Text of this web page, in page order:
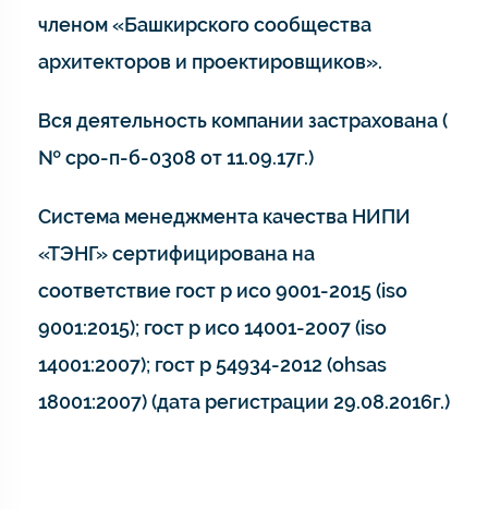
членом «Башкирского сообщества
архитекторов и проектировщиков».
Вся деятельность компании застрахована (
№ сро-п-б-0308 от 11.09.17г.)
Система менеджмента качества НИПИ
«ТЭНГ» сертифицирована на
соответствие гост р исо 9001-2015 (iso
9001:2015); гост р исо 14001-2007 (iso
14001:2007); гост р 54934-2012 (ohsas
18001:2007) (дата регистрации 29.08.2016г.)